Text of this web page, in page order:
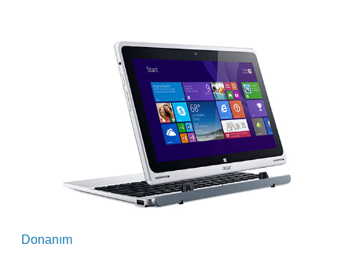
Donanım